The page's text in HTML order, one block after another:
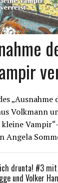
„Ausnahme
Volkmann
kleine
Angela
drunta! #3 mit
und Volker